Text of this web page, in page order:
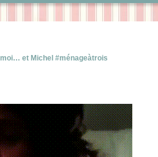
moi… et Michel #ménageàtrois